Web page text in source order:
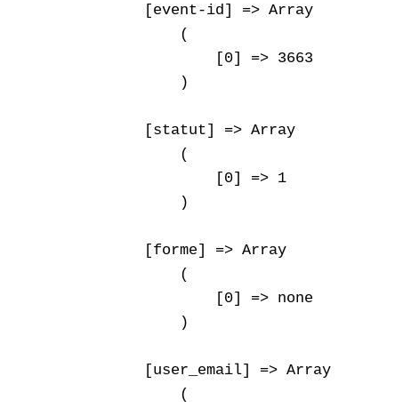
    [event-id] => Array
        (
            [0] => 3663
        )
    [statut] => Array
        (
            [0] => 1
        )
    [forme] => Array
        (
            [0] => none
        )
    [user_email] => Array
        (